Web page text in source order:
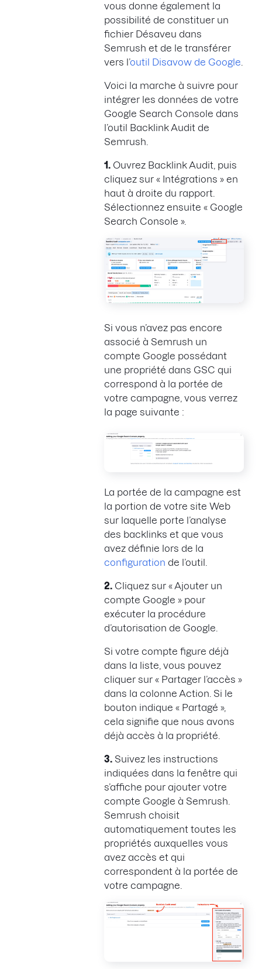
vous donne également la
possibilité de constituer un
fichier Désaveu dans
Semrush et de le transférer
vers l’outil Disavow de Google
Voici la marche à suivre pour
intégrer les données de votre
Google Search Console dans
l’outil Backlink Audit de
Semrush.
1. Ouvrez Backlink Audit, puis
cliquez sur « Intégrations » en
haut à droite du rapport.
Sélectionnez ensuite « Google
Search Console ».
Si vous n’avez pas encore
associé à Semrush un
compte Google possédant
une propriété dans GSC qui
correspond à la portée de
votre campagne, vous verrez
la page suivante :
La portée de la campagne est
la portion de votre site Web
sur laquelle porte l’analyse
des backlinks et que vous
avez définie lors de la
configuration de l’outil.
2. Cliquez sur « Ajouter un
compte Google » pour
exécuter la procédure
d’autorisation de Google.
Si votre compte figure déjà
dans la liste, vous pouvez
cliquer sur « Partager l’accès »
dans la colonne Action. Si le
bouton indique « Partagé »,
cela signifie que nous avons
déjà accès à la propriété.
3. Suivez les instructions
indiquées dans la fenêtre qui
s’affiche pour ajouter votre
compte Google à Semrush.
Semrush choisit
automatiquement toutes les
propriétés auxquelles vous
avez accès et qui
correspondent à la portée de
votre campagne.